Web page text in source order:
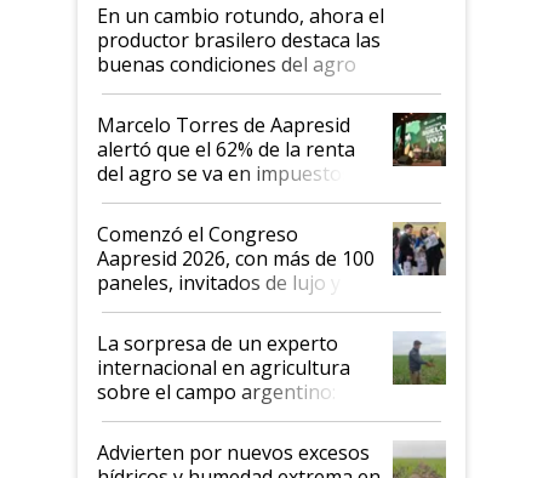
En un cambio rotundo, ahora el
productor brasilero destaca las
buenas condiciones del agro
argentino para invertir: "Los veo
más motivados"
Marcelo Torres de Aapresid
alertó que el 62% de la renta
del agro se va en impuestos:
"No es bueno que en
Argentina se sigan discutiendo
las mismas cosas de hace 50
años"
Comenzó el Congreso
Aapresid 2026, con más de 100
paneles, invitados de lujo y
todas las tendencias
La sorpresa de un experto
internacional en agricultura
sobre el campo argentino:
"Estoy muy impresionado"
Advierten por nuevos excesos